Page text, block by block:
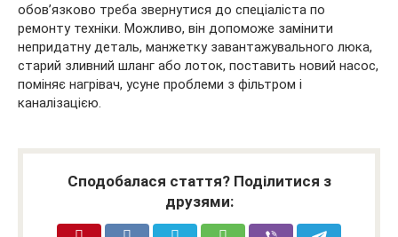
обов’язково треба звернутися до спеціаліста по
ремонту техніки. Можливо, він допоможе замінити
непридатну деталь, манжетку завантажувального люка,
старий зливний шланг або лоток, поставить новий насос,
поміняє нагрівач, усуне проблеми з фільтром і
каналізацією.
Сподобалася стаття? Поділитися з
друзями: